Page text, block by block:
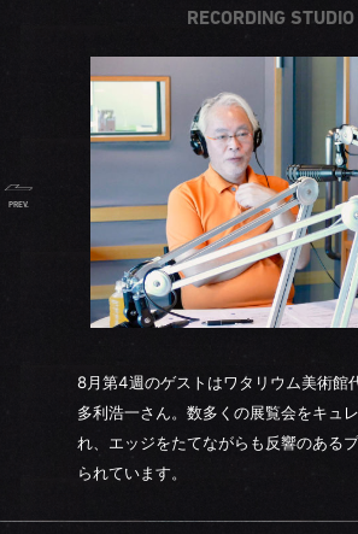
RECORDING STUDIO
8月第4週のゲストはワタリウム美術館
多利浩一さん。数多くの展覧会をキュ
れ、エッジをたてながらも反響のある
られています。
PREV.